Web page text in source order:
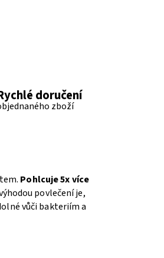
doručení
zboží
Pohlcuje 5x více
povlečení je,
vůči bakteriím a